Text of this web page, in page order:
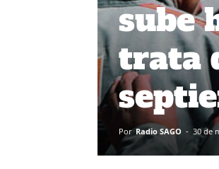
sube
trata
Por Radio SAGO - 30 de